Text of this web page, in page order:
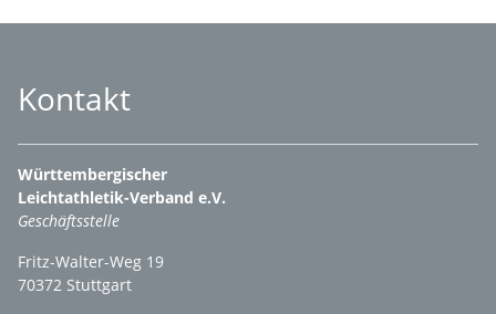
Kontakt
Württembergischer
Leichtathletik-Verband e.V.
Geschäftsstelle
Fritz-Walter-Weg 19
70372 Stuttgart